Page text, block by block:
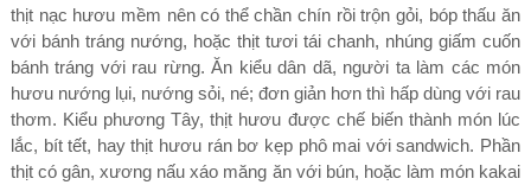
thịt nạc hươu mềm nên có thể chần chín rồi trộn gỏi, bóp thấu ăn
với bánh tráng nướng, hoặc thịt tươi tái chanh, nhúng giấm cuốn
bánh tráng với rau rừng. Ăn kiểu dân dã, người ta làm các món
hươu nướng lụi, nướng sỏi, né; đơn giản hơn thì hấp dùng với rau
thơm. Kiểu phương Tây, thịt hươu được chế biến thành món lúc
lắc, bít tết, hay thịt hươu rán bơ kẹp phô mai với sandwich. Phần
thịt có gân, xương nấu xáo măng ăn với bún, hoặc làm món kakai